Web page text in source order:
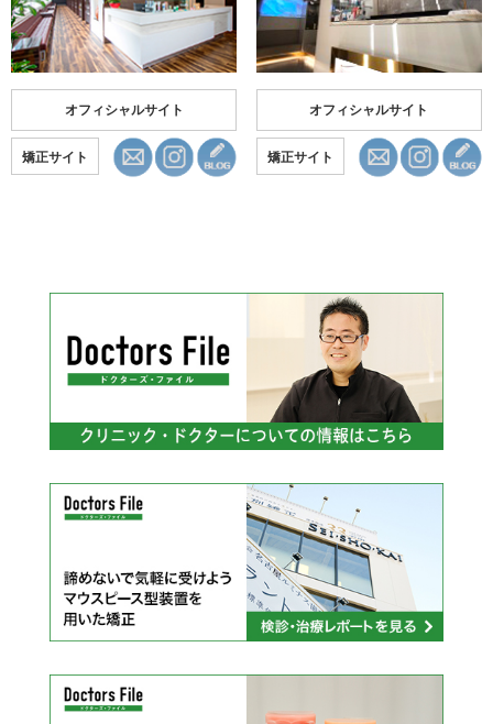
オフィシャルサイト
矯正サイト
オフィシャルサイト
矯正サイト